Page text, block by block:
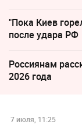
"Пока Киев
после удара РФ
Россиянам
2026 года
7 июля, 11:25